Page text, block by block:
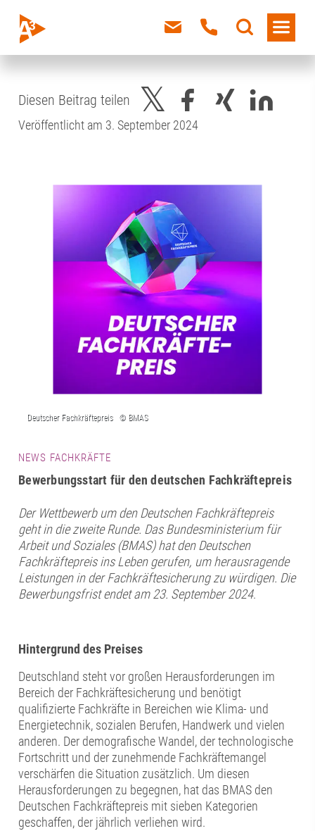
Diesen Beitrag teilen
Veröffentlicht am 3. September 2024
NEWS FACHKRÄFTE
Bewerbungsstart für den deutschen Fachkräftepreis
Der Wettbewerb um den Deutschen Fachkräftepreis
geht in die zweite Runde. Das Bundesministerium für
Arbeit und Soziales (BMAS) hat den Deutschen
Fachkräftepreis ins Leben gerufen, um herausragende
Leistungen in der Fachkräftesicherung zu würdigen. Die
Bewerbungsfrist endet am 23. September 2024.
Hintergrund des Preises
Deutschland steht vor großen Herausforderungen im
Bereich der Fachkräftesicherung und benötigt
qualifizierte Fachkräfte in Bereichen wie Klima- und
Energietechnik, sozialen Berufen, Handwerk und vielen
anderen. Der demografische Wandel, der technologische
Fortschritt und der zunehmende Fachkräftemangel
verschärfen die Situation zusätzlich. Um diesen
Herausforderungen zu begegnen, hat das BMAS den
Deutschen Fachkräftepreis mit sieben Kategorien
geschaffen, der jährlich verliehen wird.